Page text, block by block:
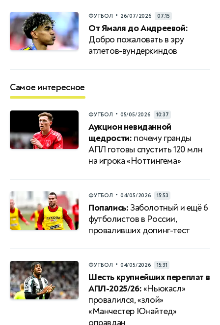
ФУТБОЛ • 26/07/2026 07:15
От Ямаля до Андреевой:
Добро пожаловать в эру
атлетов-вундеркиндов
Самое интересное
ФУТБОЛ • 05/05/2026 10:37
Аукцион невиданной
щедрости: почему гранды
АПЛ готовы спустить 120 млн
на игрока «Ноттингема»
ФУТБОЛ • 04/05/2026 15:53
Попались:Заболотный и ещё 6
футболистов в России,
проваливших допинг-тест
ФУТБОЛ • 04/05/2026 15:31
Шесть крупнейших переплат в
АПЛ-2025/26:«Ньюкасл»
провалился, «злой»
«Манчестер Юнайтед»
оправдан